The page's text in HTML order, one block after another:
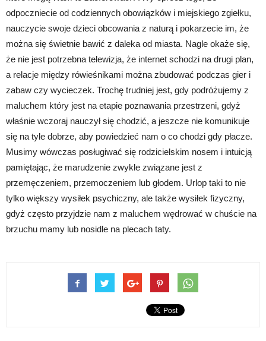
odpoczniecie od codziennych obowiązków i miejskiego zgiełku,
nauczycie swoje dzieci obcowania z naturą i pokarzecie im, że
można się świetnie bawić z daleka od miasta. Nagle okaże się,
że nie jest potrzebna telewizja, że internet schodzi na drugi plan,
a relacje między rówieśnikami można zbudować podczas gier i
zabaw czy wycieczek. Trochę trudniej jest, gdy podróżujemy z
maluchem który jest na etapie poznawania przestrzeni, gdyż
właśnie wczoraj nauczył się chodzić, a jeszcze nie komunikuje
się na tyle dobrze, aby powiedzieć nam o co chodzi gdy płacze.
Musimy wówczas posługiwać się rodzicielskim nosem i intuicją
pamiętając, że marudzenie zwykle związane jest z
przemęczeniem, przemoczeniem lub głodem. Urlop taki to nie
tylko większy wysiłek psychiczny, ale także wysiłek fizyczny,
gdyż często przyjdzie nam z maluchem wędrować w chuście na
brzuchu mamy lub nosidle na plecach taty.